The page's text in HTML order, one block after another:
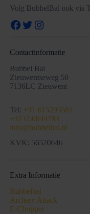
Volg BubbelBal ook via
Facebook
Twitter
Instagram
Contactinformatie
Bubbel Bal
Zieuwentseweg 50
7136LC Zieuwent
Tel: +31 615295581
+31 650844783
info@bubbelbal.nl
KVK: 56520646
Extra Informatie
Bubbelbal
Archery Attack
E-Chopper